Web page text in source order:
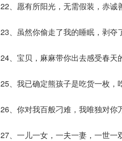
22、愿有所阳光，无需假装，赤诚
23、虽然你偷走了我的睡眠，剥
24、宝贝，麻麻带你出去感受春天
25、我已确定熊孩子是吃货一枚，
26、你对我百般刁难，我唯独对你
27、一儿一女，一夫一妻，一世一